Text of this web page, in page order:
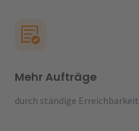
Mehr Aufträge
durch ständige Erreichbarkeit